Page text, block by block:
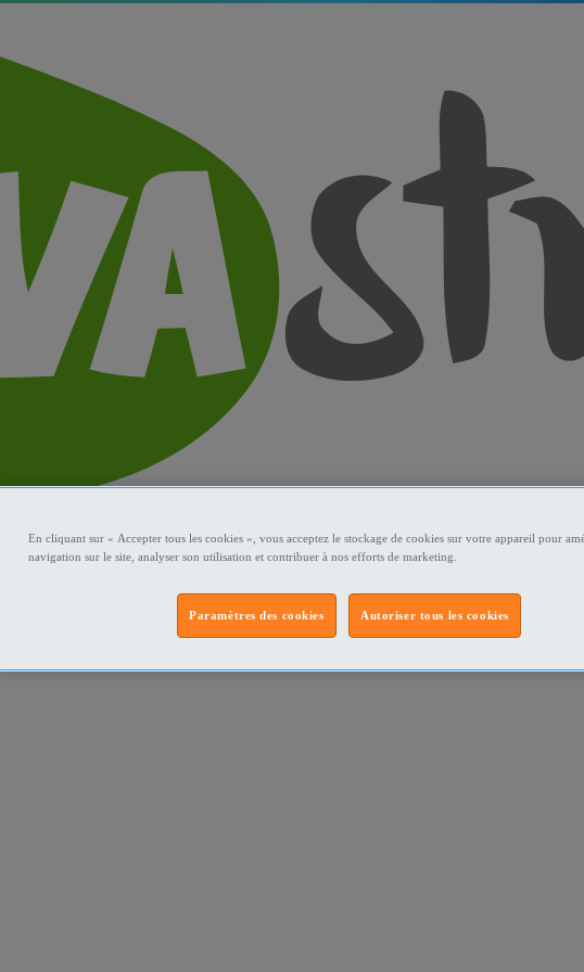
En cliquant sur « Accepter tous les cookies », vous acceptez le stockage de cookies sur votre appareil pour
navigation sur le site, analyser son utilisation et contribuer à nos efforts de marketing.
Autoriser tous les cookies
Paramètres des cookies